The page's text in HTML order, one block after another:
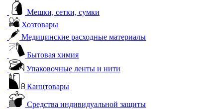
Мешки, сетки, сумки
Хозтовары
Медицинские расходные материалы
Бытовая химия
Упаковочные ленты и нити
Канцтовары
Средства индивидуальной защиты